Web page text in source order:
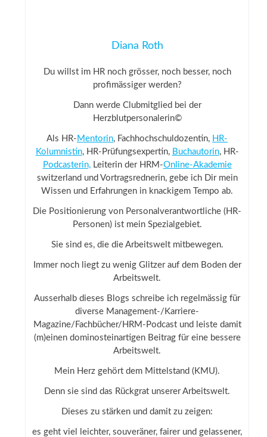
Diana Roth
Du willst im HR noch grösser, noch besser, noch
profimässiger werden?
Dann werde Clubmitglied bei der
Herzblutpersonalerin©
Als HR- Mentorin, Fachhochschuldozentin, HR-
Kolumnistin, HR-Prüfungsexpertin, Buchautorin, HR-
Podcasterin,Leiterin der HRM-Online-Akademie
switzerland und Vortragsrednerin, gebe ich Dir mein
Wissen und Erfahrungen in knackigem Tempo ab.
Die Positionierung von Personalverantwortliche (HR-
Personen) ist mein Spezialgebiet.
Sie sind es, die die Arbeitswelt mitbewegen.
Immer noch liegt zu wenig Glitzer auf dem Boden der
Arbeitswelt.
Ausserhalb dieses Blogs schreibe ich regelmässig für
diverse Management-/Karriere-
Magazine/Fachbücher/HRM-Podcast und leiste damit
(m)einen dominosteinartigen Beitrag für eine bessere
Arbeitswelt.
Mein Herz gehört dem Mittelstand (KMU).
Denn sie sind das Rückgrat unserer Arbeitswelt.
Dieses zu stärken und damit zu zeigen:
es geht viel leichter, souveräner, fairer und gelassener,